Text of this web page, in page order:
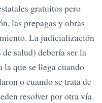
gratuitos pero
las prepagas y obras
La judicialización
salud) debería ser la
que se llega cuando
o cuando se trata de
resolver por otra vía.